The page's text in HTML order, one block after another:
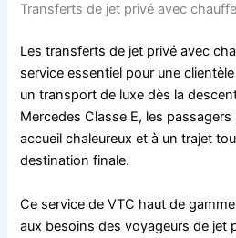
Transferts de jet privé avec
Les transferts de jet privé avec
service essentiel pour une
un transport de luxe dès la
Mercedes Classe E, les passagers
accueil chaleureux et à un trajet
destination finale.
Ce service de VTC haut de
aux besoins des voyageurs de jet